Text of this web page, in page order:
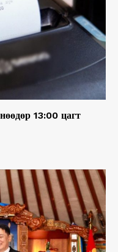
13:00 цагт